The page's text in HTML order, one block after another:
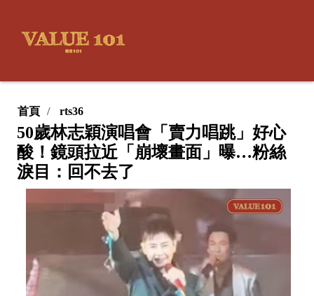
首頁 rts36
50歲林志穎演唱會「賣力唱跳」好心
酸！鏡頭拉近「崩壞畫面」曝…粉絲
淚目：回不去了